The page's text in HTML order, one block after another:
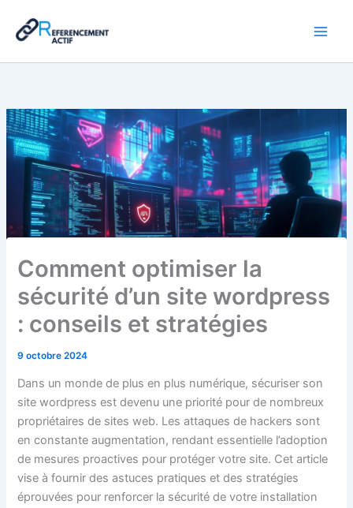
contenu
Comment optimiser la
sécurité d’un site wordpress
: conseils et stratégies
9 octobre 2024
Dans un monde de plus en plus numérique, sécuriser son
site wordpress est devenu une priorité pour de nombreux
propriétaires de sites web. Les attaques de hackers sont
en constante augmentation, rendant essentielle l’adoption
de mesures proactives pour protéger votre site. Cet article
vise à fournir des astuces pratiques et des stratégies
éprouvées pour renforcer la sécurité de votre installation